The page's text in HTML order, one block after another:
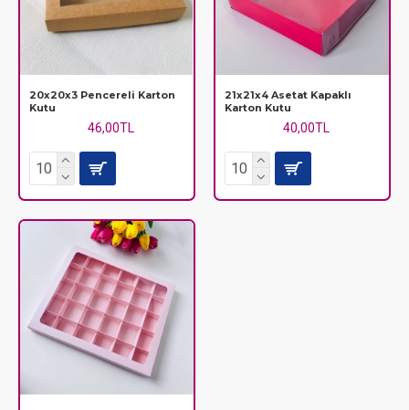
20x20x3 Pencereli Karton
Kutu
46,00TL
21x21x4 Asetat Kapaklı
Karton Kutu
40,00TL